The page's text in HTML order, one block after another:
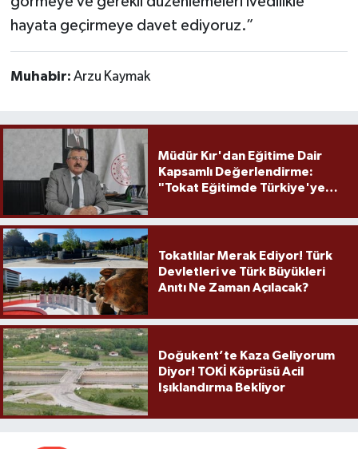
hayata geçirmeye davet ediyoruz.”
Muhabir: Arzu Kaymak
Müdür Kır'dan Eğitime Dair
Kapsamlı Değerlendirme:
"Tokat Eğitimde Türkiye'ye
Tokatlılar Merak Ediyor! Türk
Devletleri ve Türk Büyükleri
Anıtı Ne Zaman Açılacak?
Doğukent’te Kaza Geliyorum
Diyor! TOKİ Köprüsü Acil
Işıklandırma Bekliyor